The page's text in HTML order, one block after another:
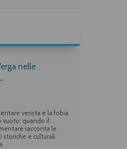
nelle
verista e la fobia
vuoto: quando il
racconta le
storiche e culturali